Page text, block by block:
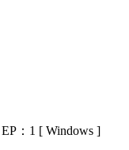
：1 [ Windows ]